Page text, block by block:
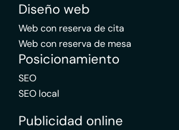
Diseño web
Web con reserva de cita
Web con reserva de mesa
Posicionamiento
SEO
SEO local
Publicidad online